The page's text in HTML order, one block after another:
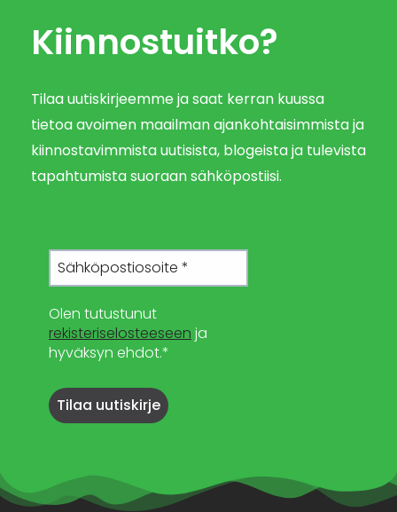
Kiinnostuitko?
Tilaa uutiskirjeemme ja saat kerran kuussa
tietoa avoimen maailman ajankohtaisimmista ja
kiinnostavimmista uutisista, blogeista ja tulevista
tapahtumista suoraan sähköpostiisi.
Olen tutustunut
rekisteriselosteeseen ja
hyväksyn ehdot.*